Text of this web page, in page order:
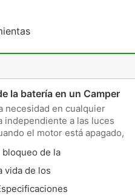
la batería en un Camper
necesidad en cualquier
independiente a las luces
el motor está apagado,
batería de la casa de
de la
vida de los